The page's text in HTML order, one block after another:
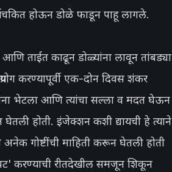
होऊन डोळे फाडून पाहू लागले.
ताईत काढून डोळ्यांना लावून तांबड्या
करण्यापूर्वी एक-दोन दिवस शंकर
भेटला आणि त्यांचा सल्ला व मदत घेऊन
होती. इंजेक्शन कशी द्यायची हे त्याने
गोष्टींची माहिती करून घेतली होती
करण्याची रीतदेखील समजून शिकून